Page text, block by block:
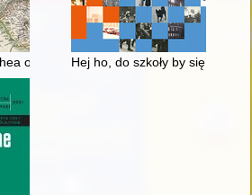
of MontauHej ho, do szkoły by się